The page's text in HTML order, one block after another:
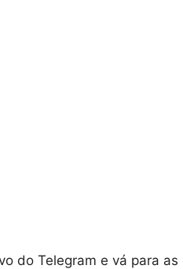
do Telegram e vá para as